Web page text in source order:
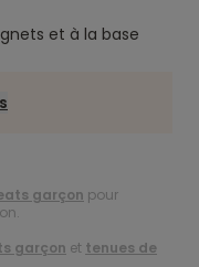
et à la base
garçon pour
garçon et tenues de